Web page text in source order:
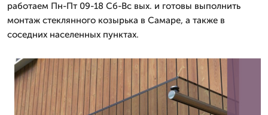
работаем Пн-Пт 09-18 Сб-Вс вых. и готовы выполнить
монтаж стеклянного козырька в Самаре, а также в
соседних населенных пунктах.